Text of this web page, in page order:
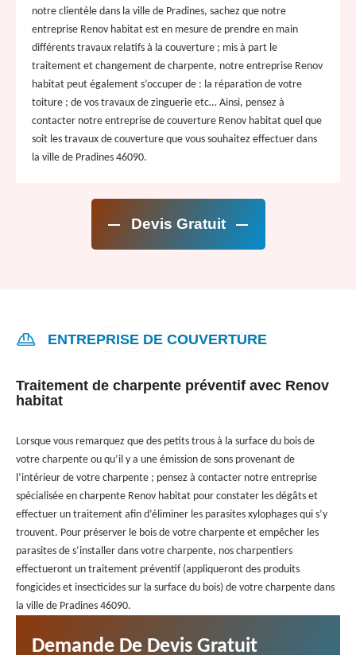
notre clientèle dans la ville de Pradines, sachez que notre
entreprise Renov habitat est en mesure de prendre en main
différents travaux relatifs à la couverture ; mis à part le
traitement et changement de charpente, notre entreprise Renov
habitat peut également s’occuper de : la réparation de votre
toiture ; de vos travaux de zinguerie etc… Ainsi, pensez à
contacter notre entreprise de couverture Renov habitat quel que
soit les travaux de couverture que vous souhaitez effectuer dans
la ville de Pradines 46090.
Devis Gratuit
ENTREPRISE DE COUVERTURE
Traitement de charpente préventif avec Renov
habitat
Lorsque vous remarquez que des petits trous à la surface du bois de
votre charpente ou qu’il y a une émission de sons provenant de
l’intérieur de votre charpente ; pensez à contacter notre entreprise
spécialisée en charpente Renov habitat pour constater les dégâts et
effectuer un traitement afin d’éliminer les parasites xylophages qui s’y
trouvent. Pour préserver le bois de votre charpente et empêcher les
parasites de s’installer dans votre charpente, nos charpentiers
effectueront un traitement préventif (appliqueront des produits
fongicides et insecticides sur la surface du bois) de votre charpente dans
la ville de Pradines 46090.
Demande De Devis Gratuit